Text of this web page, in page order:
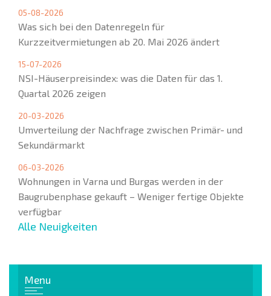
05-08-2026
Was sich bei den Datenregeln für
Kurzzeitvermietungen ab 20. Mai 2026 ändert
15-07-2026
NSI-Häuserpreisindex: was die Daten für das 1.
Quartal 2026 zeigen
20-03-2026
Umverteilung der Nachfrage zwischen Primär- und
Sekundärmarkt
06-03-2026
Wohnungen in Varna und Burgas werden in der
Baugrubenphase gekauft – Weniger fertige Objekte
verfügbar
Alle Neuigkeiten
Menu